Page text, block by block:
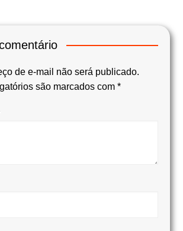
de e-mail não será publicado.
são marcados com *